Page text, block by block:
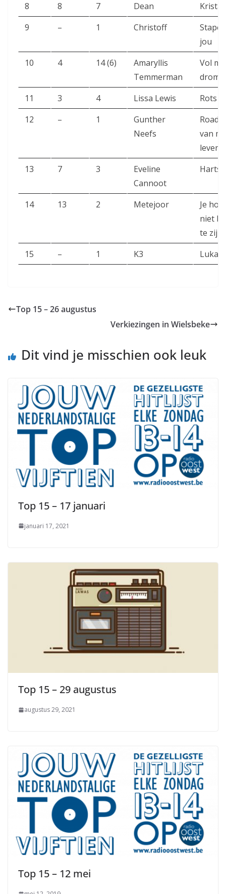
8
8 7 Dean
Kristal
9
– 1 Christoff
Stapel
jou
10
4 14 (6)
Amaryllis
Temmerman
Vol
11
3 4 Lissa Lewis
Rots
12
– 1
Gunther
Neefs
van
leven
13
7 3
Eveline
Cannoot
14 13 2 Metejoor
Je
niet
te zijn
15
– 1 K3 Luka
Top 15 – 26 augustus
Verkiezingen in Wielsbeke
Dit vind je misschien ook leuk
Top 15 – 17 januari
januari 17, 2021
Top 15 – 29 augustus
augustus 29, 2021
Top 15 – 12 mei